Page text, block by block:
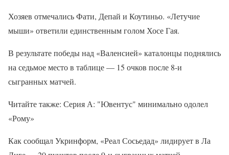
Хозяев отмечались Фати, Депай и Коутиньо. «Летучие
мыши» ответили единственным голом Хосе Гая.
В результате победы над «Валенсией» каталонцы поднялись
на седьмое место в таблице — 15 очков после 8-и
сыгранных матчей.
Читайте также: Серия А: "Ювентус" минимально одолел
«Рому»
Как сообщал Укринформ, «Реал Сосьедад» лидирует в Ла